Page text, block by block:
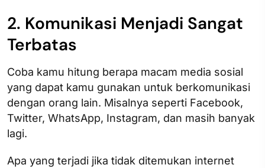
2. Komunikasi Menjadi Sangat
Terbatas
Coba kamu hitung berapa macam media sosial
yang dapat kamu gunakan untuk berkomunikasi
dengan orang lain. Misalnya seperti Facebook,
Twitter, WhatsApp, Instagram, dan masih banyak
lagi.
Apa yang terjadi jika tidak ditemukan internet